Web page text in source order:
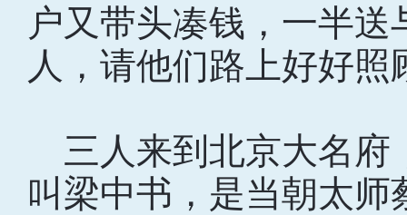
户又带头凑钱，一半
人，请他们路上好好
三人来到北京大名府
叫梁中书，是当朝太